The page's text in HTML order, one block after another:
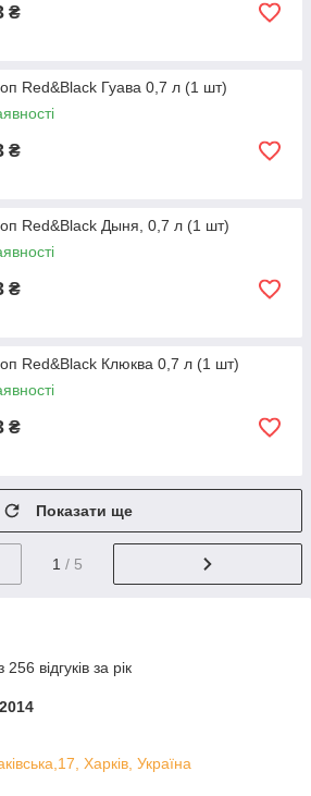
₴
Red&Black Гуава 0,7 л (1 шт)
₴
Red&Black Дыня, 0,7 л (1 шт)
₴
Red&Black Клюква 0,7 л (1 шт)
₴
Показати ще
1 / 5
відгуків за рік
Харків, Україна